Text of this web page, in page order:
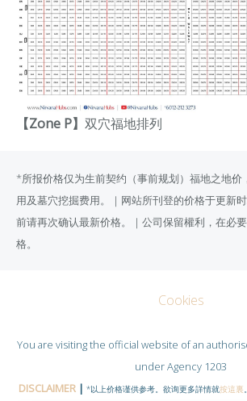
【Zone P】 双穴福地排列
*所报价格仅为生前契约（事前规划）福地之地价
用及墓穴挖掘费用。｜网站所刊登的价格于更新
前请再次确认最新价格。｜公司保留權利，在必
格。
Cookies
You are visiting the official website of an
under Agency 1203
DISCLAIMER| *以上价格谨供参考。欲询更多詳情就按這裏